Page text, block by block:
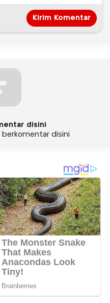
disini
disini